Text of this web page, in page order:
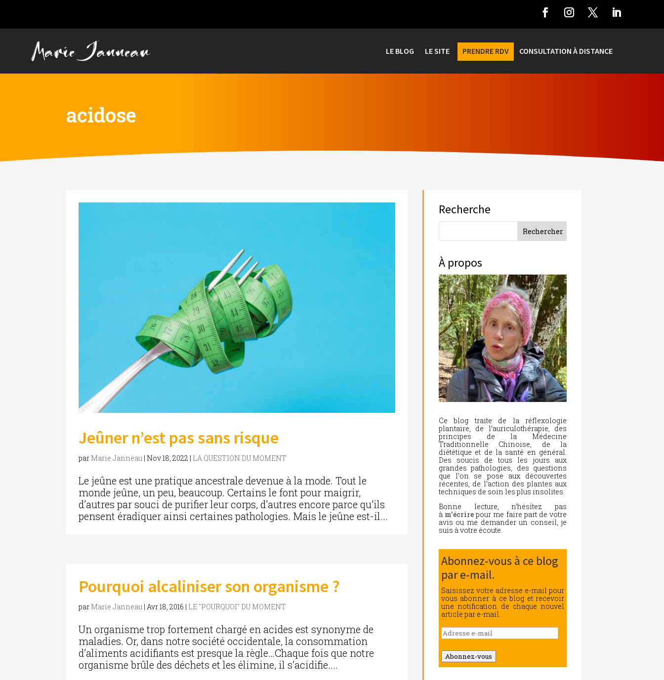
LE BLOG LE SITE PRENDRE RDV CONSULTATION À DISTANCE
acidose
Jeûner n’est pas sans risque
par Marie Janneau | Nov 18, 2022 | LA QUESTION DU MOMENT
Le jeûne est une pratique ancestrale devenue à la mode. Tout le
monde jeûne, un peu, beaucoup. Certains le font pour maigrir,
d’autres par souci de purifier leur corps, d’autres encore parce qu’ils
pensent éradiquer ainsi certaines pathologies. Mais le jeûne est-il...
Pourquoi alcaliniser son organisme ?
par Marie Janneau |Avr 18, 2016 | LE "POURQUOI" DU MOMENT
Un organisme trop fortement chargé en acides est synonyme de
maladies. Or, dans notre société occidentale, la consommation
d’aliments acidifiants est presque la règle…Chaque fois que notre
organisme brûle des déchets et les élimine, il s’acidifie....
Recherche
À propos
Ce blog traite de la réflexologie
plantaire, de l’auriculothérapie, des
principes de la Médecine
Traditionnelle Chinoise, de la
diététique et de la santé en général.
Des soucis de tous les jours aux
grandes pathologies, des questions
que l’on se pose aux découvertes
récentes, de l’action des plantes aux
techniques de soin les plus insolites.
Bonne lecture, n’hésitez pas
à m’écrire pour me faire part de votre
avis ou me demander un conseil, je
suis à votre écoute.
Abonnez-vous à ce blog
par e-mail.
Saisissez votre adresse e-mail pour
vous abonner à ce blog et recevoir
une notification de chaque nouvel
article par e-mail.
Adresse
e-
mail
Abonnez-vous